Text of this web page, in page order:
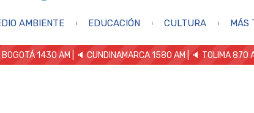
AMBIENTE EDUCACIÓN CULTURA MÁS
BOGOTÁ 1430 AM | 🔈 CUNDINAMARCA 1580 AM | 🔈 TOLIMA 870